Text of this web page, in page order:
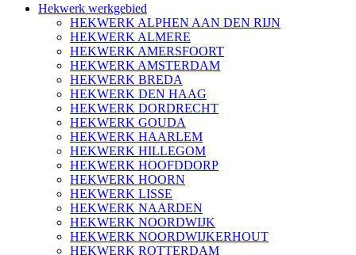
Hekwerk werkgebied
HEKWERK ALPHEN AAN DEN RIJN
HEKWERK ALMERE
HEKWERK AMERSFOORT
HEKWERK AMSTERDAM
HEKWERK BREDA
HEKWERK DEN HAAG
HEKWERK DORDRECHT
HEKWERK GOUDA
HEKWERK HAARLEM
HEKWERK HILLEGOM
HEKWERK HOOFDDORP
HEKWERK HOORN
HEKWERK LISSE
HEKWERK NAARDEN
HEKWERK NOORDWIJK
HEKWERK NOORDWIJKERHOUT
HEKWERK ROTTERDAM